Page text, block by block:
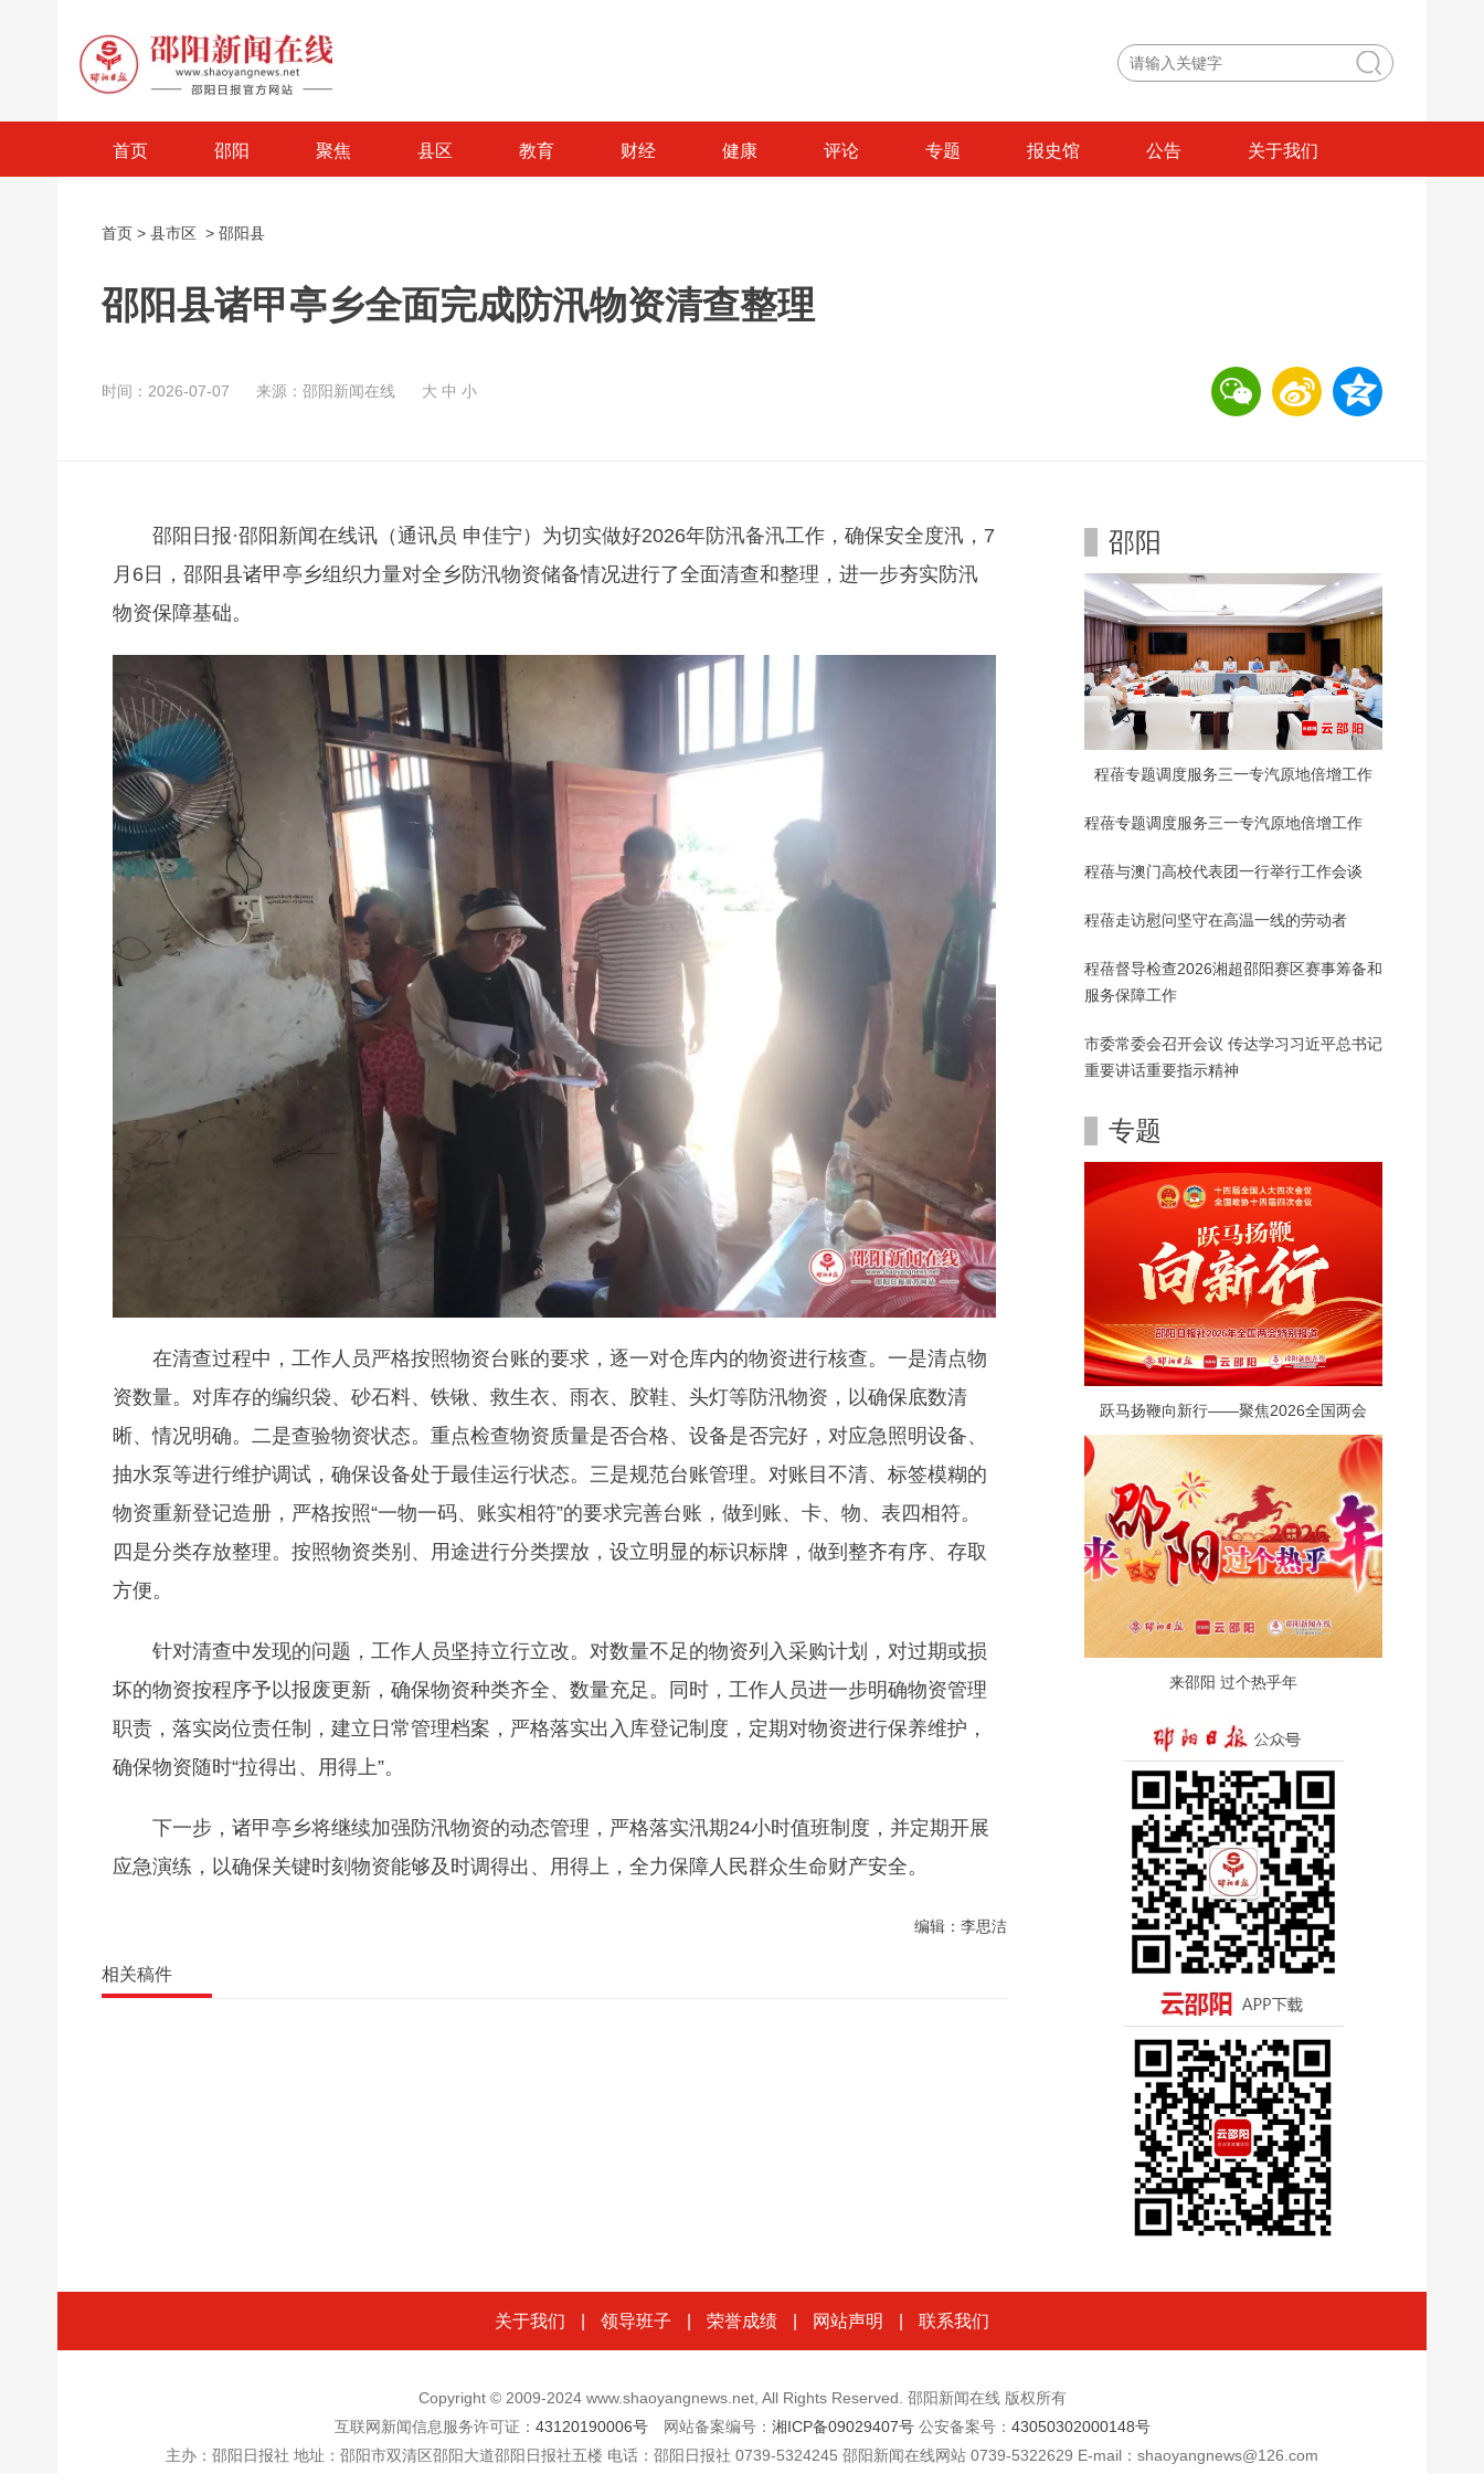
首页 邵阳 聚焦 县区 教育 财经 健康 评论 专题 报史馆 公告 关于我们
首页 > 县市区 > 邵阳县
邵阳县诸甲亭乡全面完成防汛物资清查整理
时间：2026-07-07 来源：邵阳新闻在线 大 中 小
邵阳日报·邵阳新闻在线讯（通讯员 申佳宁）为切实做好2026年防汛备汛工作，确保安全度汛，7
月6日，邵阳县诸甲亭乡组织力量对全乡防汛物资储备情况进行了全面清查和整理，进一步夯实防汛
物资保障基础。
在清查过程中，工作人员严格按照物资台账的要求，逐一对仓库内的物资进行核查。一是清点物
资数量。对库存的编织袋、砂石料、铁锹、救生衣、雨衣、胶鞋、头灯等防汛物资，以确保底数清
晰、情况明确。二是查验物资状态。重点检查物资质量是否合格、设备是否完好，对应急照明设备、
抽水泵等进行维护调试，确保设备处于最佳运行状态。三是规范台账管理。对账目不清、标签模糊的
物资重新登记造册，严格按照“一物一码、账实相符”的要求完善台账，做到账、卡、物、表四相符。
四是分类存放整理。按照物资类别、用途进行分类摆放，设立明显的标识标牌，做到整齐有序、存取
方便。
针对清查中发现的问题，工作人员坚持立行立改。对数量不足的物资列入采购计划，对过期或损
坏的物资按程序予以报废更新，确保物资种类齐全、数量充足。同时，工作人员进一步明确物资管理
职责，落实岗位责任制，建立日常管理档案，严格落实出入库登记制度，定期对物资进行保养维护，
确保物资随时“拉得出、用得上”。
下一步，诸甲亭乡将继续加强防汛物资的动态管理，严格落实汛期24小时值班制度，并定期开展
应急演练，以确保关键时刻物资能够及时调得出、用得上，全力保障人民群众生命财产安全。
编辑：李思洁
相关稿件
邵阳
程蓓专题调度服务三一专汽原地倍增工作
程蓓专题调度服务三一专汽原地倍增工作
程蓓与澳门高校代表团一行举行工作会谈
程蓓走访慰问坚守在高温一线的劳动者
程蓓督导检查2026湘超邵阳赛区赛事筹备和
服务保障工作
市委常委会召开会议 传达学习习近平总书记
重要讲话重要指示精神
专题
跃马扬鞭向新行——聚焦2026全国两会
来邵阳 过个热乎年
关于我们 领导班子 荣誉成绩 网站声明 联系我们
Copyright © 2009-2024 www.shaoyangnews.net, All Rights Reserved. 邵阳新闻在线 版权所有
互联网新闻信息服务许可证： 43120190006号网站备案编号： 湘ICP备09029407号公安备案号： 43050302000148号
主办：邵阳日报社 地址：邵阳市双清区邵阳大道邵阳日报社五楼 电话：邵阳日报社 0739-5324245 邵阳新闻在线网站 0739-5322629 E-mail：shaoyangnews@126.com